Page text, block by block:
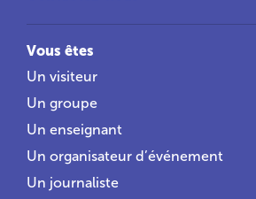
Vous êtes
Un visiteur
Un groupe
Un enseignant
Un organisateur d’événement
Un journaliste